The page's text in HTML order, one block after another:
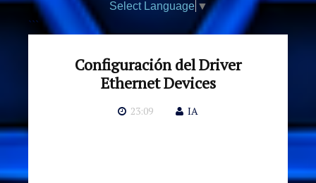
Select Language ▼
```
Configuración del Driver
Ethernet Devices
23:09 IA